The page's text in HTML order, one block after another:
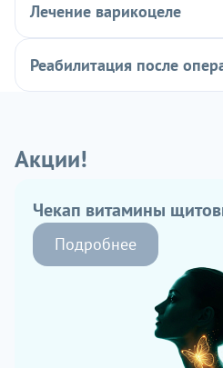
Лечение варикоцеле
Реабилитация после
Акции!
Чекап витамины
Подробнее